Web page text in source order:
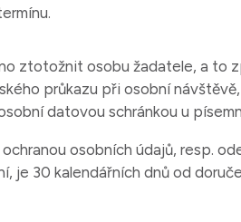
ztotožnit osobu žadatele, a to
průkazu při osobní
datovou schránkou u
osobních údajů, resp.
je 30 kalendářních dnů od